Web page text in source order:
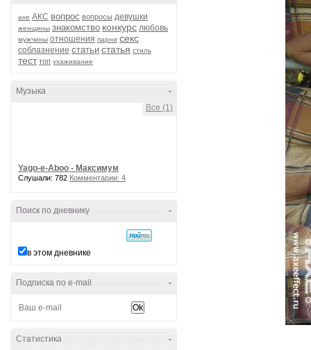
axe АКС вопрос вопросы девушки
женщины знакомство конкурс любовь
мужчины отношения парни секс
соблазнение статьи статья стиль
тест топ ухаживание
-
Музыка
Все (1)
Yago-e-Aboo - Максимум
Слушали: 782 Комментарии: 4
-
Поиск по дневнику
в этом дневнике
-
Подписка по e-mail
-
Статистика